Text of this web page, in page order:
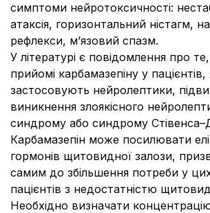
симптоми нейротоксичності:
атаксія, горизонтальний ністагм,
рефлекси, м’язовий спазм.
У літературі є повідомлення про
прийомі карбамазепіну у пацієнтів,
застосовують нейролептики,
виникнення злоякісного
синдрому або синдрому
Карбамазепін може посилювати
гормонів щитовидної залози,
самим до збільшення потреби у
пацієнтів з недостатністю
Необхідно визначати